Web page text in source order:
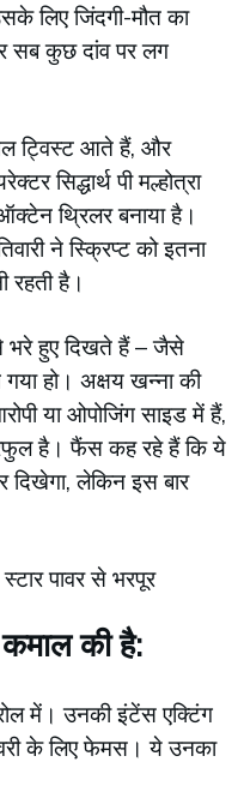
लिए जिंदगी-मौत का
सब कुछ दांव पर लग
ट्विस्ट आते हैं, और
सिद्धार्थ पी मल्होत्रा
थ्रिलर बनाया है।
ने स्क्रिप्ट को इतना
रहती है।
भरे हुए दिखते हैं – जैसे
हो। अक्षय खन्ना की
या ओपोजिंग साइड में हैं,
है। फैंस कह रहे हैं कि ये
दिखेगा, लेकिन इस बार
पावर से भरपूर
की है:
में। उनकी इंटेंस एक्टिंग
के लिए फेमस। ये उनका